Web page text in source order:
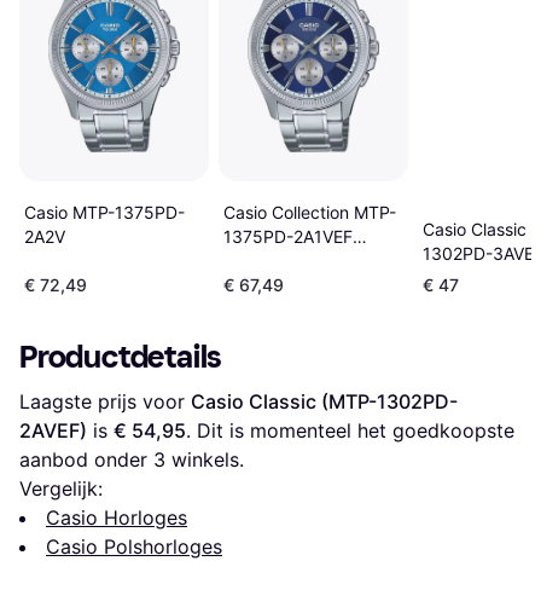
Casio MTP-1375PD-
2A2V
€ 72,49
Casio Collection MTP-
1375PD-2A1VEF
€ 67,49
Casio Classic
1302PD-
€ 47
Productdetails
Laagste prijs voor Casio Classic (MTP-1302PD-
2AVEF) is € 54,95. Dit is momenteel het goedkoopste
aanbod onder 3 winkels.
Vergelijk:
Casio Horloges
Casio Polshorloges